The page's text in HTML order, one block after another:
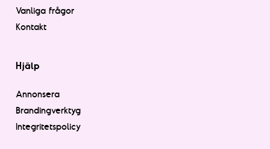
Vanliga frågor
Kontakt
Hjälp
Annonsera
Brandingverktyg
Integritetspolicy